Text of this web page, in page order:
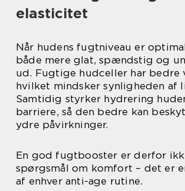
elasticitet
Når hudens fugtniveau er
både mere glat, spændstig og
ud. Fugtige hudceller har bedre
hvilket mindsker synligheden af
Samtidig styrker hydrering
barriere, så den bedre kan
ydre påvirkninger.
En god fugtbooster er derfor
spørgsmål om komfort – det er
af enhver anti-age rutine.